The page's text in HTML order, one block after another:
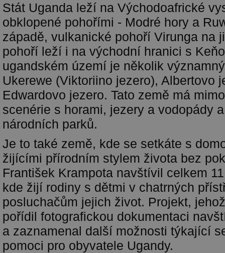
Stát Uganda leží na Východoafrické
obklopené pohořími - Modré hory a
západě, vulkanické pohoří Virunga na
pohoří leží i na východní hranici s
ugandském území je několik
Ukerewe (Viktoriino jezero), Albertovo
Edwardovo jezero. Tato země má
scenérie s horami, jezery a vodopády
národních parků.
Je to také země, kde se setkáte s
žijícími přírodním stylem života bez
František Krampota navštívil celkem
kde žijí rodiny s dětmi v chatrných
posluchačům jejich život. Projekt,
pořídil fotografickou dokumentaci
a zaznamenal další možnosti týkající
pomoci pro obyvatele Ugandy.